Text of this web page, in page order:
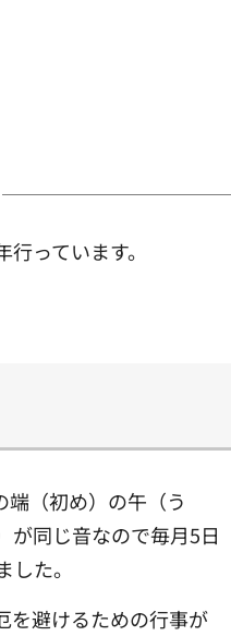
っています。
（初め）の午（う
が同じ音なので毎月5日
た。
を避けるための行事が